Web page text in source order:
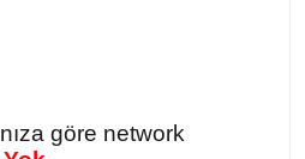
göre network